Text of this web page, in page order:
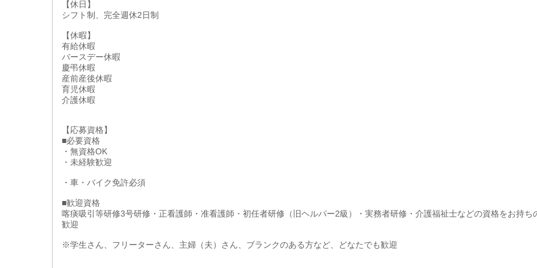
【休日】
シフト制、完全週休2日制
【休暇】
有給休暇
バースデー休暇
慶弔休暇
産前産後休暇
育児休暇
介護休暇
【応募資格】
■必要資格
・無資格OK
・未経験歓迎
・車・バイク免許必須
■歓迎資格
喀痰吸引等研修3号研修・正看護師・准看護師・初任者研修（旧ヘルパー2級）・実務者研修・介護福祉士などの資格をお持ち
歓迎
※学生さん、フリーターさん、主婦（夫）さん、ブランクのある方など、どなたでも歓迎